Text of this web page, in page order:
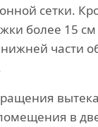
сетки.
более 15
части
в